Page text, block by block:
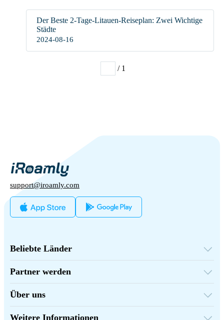
Der Beste 2-Tage-Litauen-Reiseplan: Zwei Wichtige
Städte
2024-08-16
/ 1
support@iroamly.com
Beliebte Länder
Türkei
Frankreich
Thailand
Japan
Italien
Indien
Partner werden
Empfehlen & Verdienen
Partnerprogramm
API-Dokumentation
Über uns
Weitere Informationen